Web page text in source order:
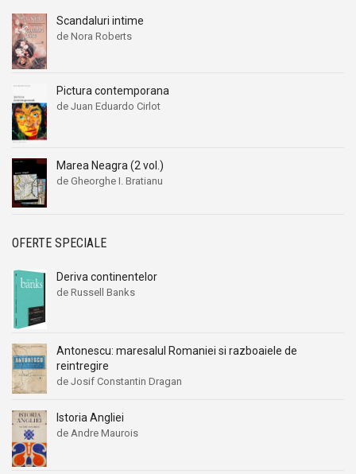
Scandaluri intime
de Nora Roberts
Pictura contemporana
de Juan Eduardo Cirlot
Marea Neagra (2 vol.)
de Gheorghe I. Bratianu
OFERTE SPECIALE
Deriva continentelor
de Russell Banks
Antonescu: maresalul Romaniei si razboaiele de
reintregire
de Josif Constantin Dragan
Istoria Angliei
de Andre Maurois